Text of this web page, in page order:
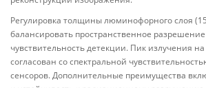
Регулировка толщины люминофорного слоя
балансировать пространственное
чувствительность детекции. Пик излучения
согласован со спектральной
сенсоров. Дополнительные преимущества